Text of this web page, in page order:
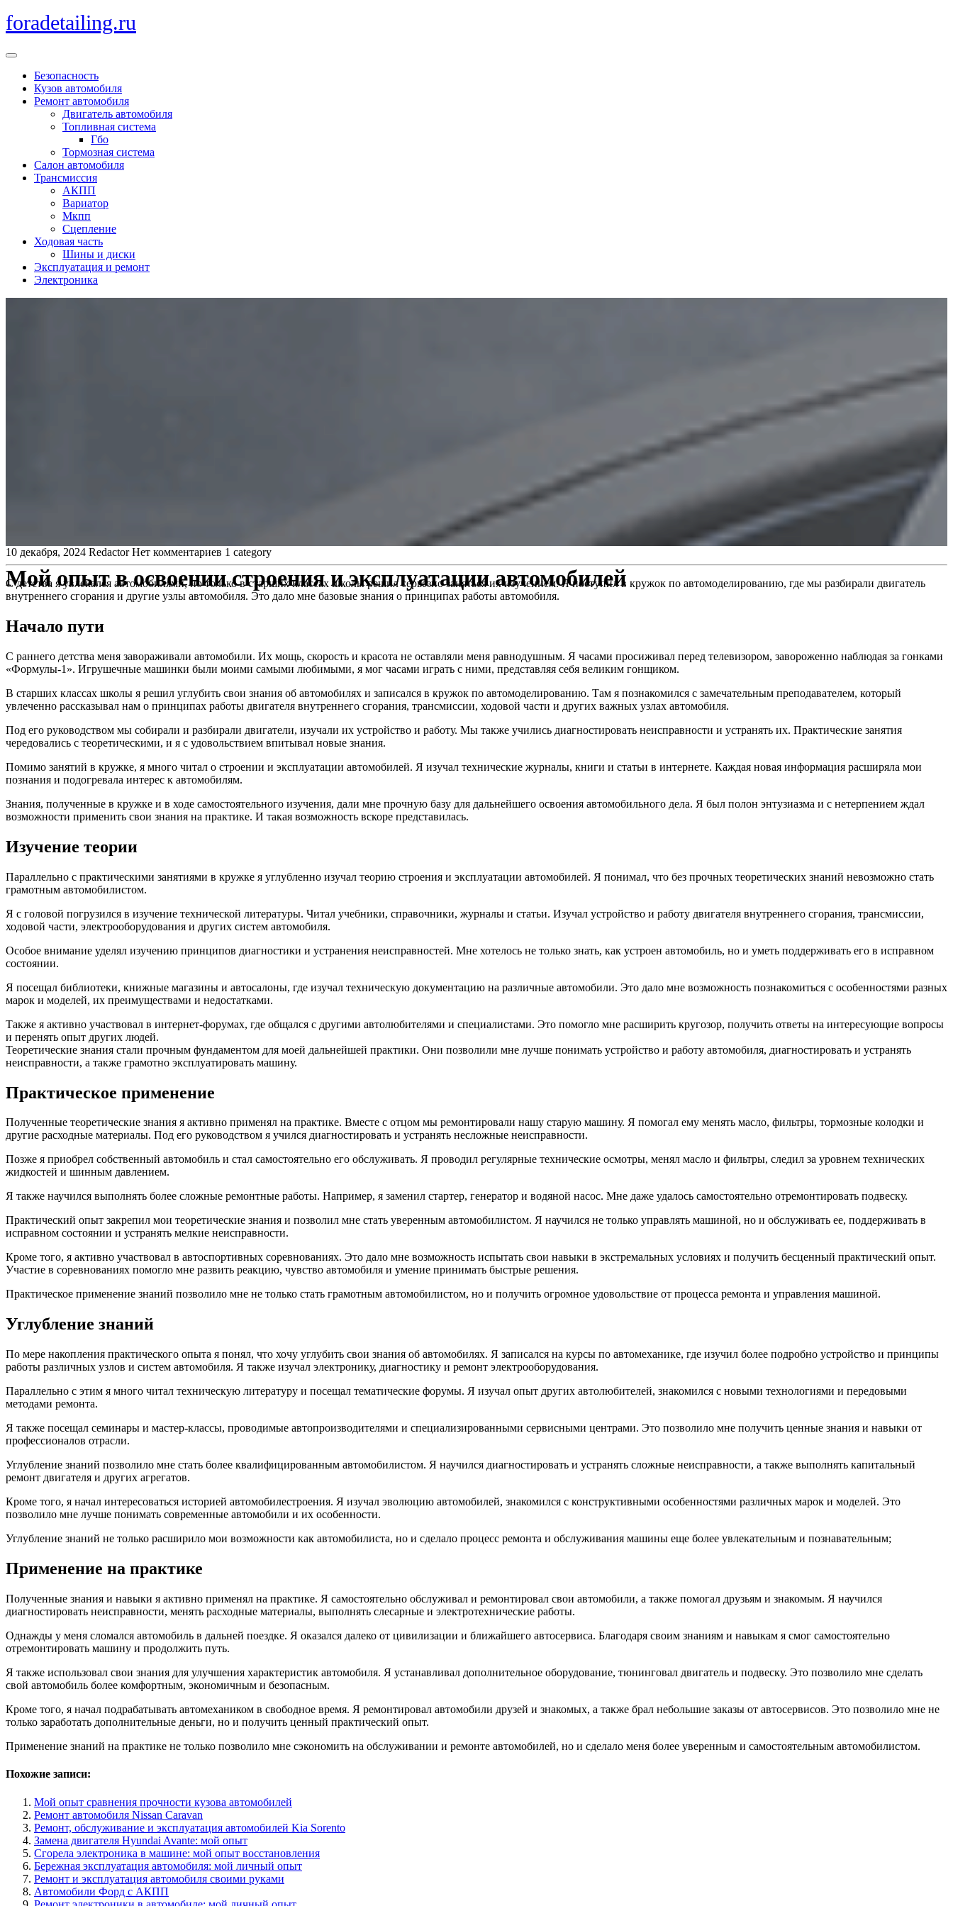
Перейти
к
foradetailing.ru
Кнопка
ОткрытьБезопасность
Кузов автомобиля
Ремонт автомобиля
Двигатель автомобиля
Топливная система
Гбо
Тормозная система
Салон автомобиля
Трансмиссия
АКПП
Вариатор
Мкпп
Сцепление
Ходовая часть
Шины и диски
Эксплуатация и ремонт
Электроника
Мой опыт в освоении строения и эксплуатации автомобилей
10 декабря, 2024 Redactor Нет комментариев 1 category
С детства я увлекался автомобилями, но только в старших классах школы решил серьезно заняться их изучением. Я поступил в кружок по автомоделированию, где мы разбирали двигатель
внутреннего сгорания и другие узлы автомобиля. Это дало мне базовые знания о принципах работы автомобиля.
Начало пути
С раннего детства меня завораживали автомобили. Их мощь, скорость и красота не оставляли меня равнодушным. Я часами просиживал перед телевизором, завороженно наблюдая за гонками
«Формулы-1». Игрушечные машинки были моими самыми любимыми, я мог часами играть с ними, представляя себя великим гонщиком.
В старших классах школы я решил углубить свои знания об автомобилях и записался в кружок по автомоделированию. Там я познакомился с замечательным преподавателем, который
увлеченно рассказывал нам о принципах работы двигателя внутреннего сгорания, трансмиссии, ходовой части и других важных узлах автомобиля.
Под его руководством мы собирали и разбирали двигатели, изучали их устройство и работу. Мы также учились диагностировать неисправности и устранять их. Практические занятия
чередовались с теоретическими, и я с удовольствием впитывал новые знания.
Помимо занятий в кружке, я много читал о строении и эксплуатации автомобилей. Я изучал технические журналы, книги и статьи в интернете. Каждая новая информация расширяла мои
познания и подогревала интерес к автомобилям.
Знания, полученные в кружке и в ходе самостоятельного изучения, дали мне прочную базу для дальнейшего освоения автомобильного дела. Я был полон энтузиазма и с нетерпением ждал
возможности применить свои знания на практике. И такая возможность вскоре представилась.
Изучение теории
Параллельно с практическими занятиями в кружке я углубленно изучал теорию строения и эксплуатации автомобилей. Я понимал, что без прочных теоретических знаний невозможно стать
грамотным автомобилистом.
Я с головой погрузился в изучение технической литературы. Читал учебники, справочники, журналы и статьи. Изучал устройство и работу двигателя внутреннего сгорания, трансмиссии,
ходовой части, электрооборудования и других систем автомобиля.
Особое внимание уделял изучению принципов диагностики и устранения неисправностей. Мне хотелось не только знать, как устроен автомобиль, но и уметь поддерживать его в исправном
состоянии.
Я посещал библиотеки, книжные магазины и автосалоны, где изучал техническую документацию на различные автомобили. Это дало мне возможность познакомиться с особенностями разных
марок и моделей, их преимуществами и недостатками.
Также я активно участвовал в интернет-форумах, где общался с другими автолюбителями и специалистами. Это помогло мне расширить кругозор, получить ответы на интересующие вопросы
и перенять опыт других людей.
Теоретические знания стали прочным фундаментом для моей дальнейшей практики. Они позволили мне лучше понимать устройство и работу автомобиля, диагностировать и устранять
неисправности, а также грамотно эксплуатировать машину.
Практическое применение
Полученные теоретические знания я активно применял на практике. Вместе с отцом мы ремонтировали нашу старую машину. Я помогал ему менять масло, фильтры, тормозные колодки и
другие расходные материалы. Под его руководством я учился диагностировать и устранять несложные неисправности.
Позже я приобрел собственный автомобиль и стал самостоятельно его обслуживать. Я проводил регулярные технические осмотры, менял масло и фильтры, следил за уровнем технических
жидкостей и шинным давлением.
Я также научился выполнять более сложные ремонтные работы. Например, я заменил стартер, генератор и водяной насос. Мне даже удалось самостоятельно отремонтировать подвеску.
Практический опыт закрепил мои теоретические знания и позволил мне стать уверенным автомобилистом. Я научился не только управлять машиной, но и обслуживать ее, поддерживать в
исправном состоянии и устранять мелкие неисправности.
Кроме того, я активно участвовал в автоспортивных соревнованиях. Это дало мне возможность испытать свои навыки в экстремальных условиях и получить бесценный практический опыт.
Участие в соревнованиях помогло мне развить реакцию, чувство автомобиля и умение принимать быстрые решения.
Практическое применение знаний позволило мне не только стать грамотным автомобилистом, но и получить огромное удовольствие от процесса ремонта и управления машиной.
Углубление знаний
По мере накопления практического опыта я понял, что хочу углубить свои знания об автомобилях. Я записался на курсы по автомеханике, где изучил более подробно устройство и принципы
работы различных узлов и систем автомобиля. Я также изучал электронику, диагностику и ремонт электрооборудования.
Параллельно с этим я много читал техническую литературу и посещал тематические форумы. Я изучал опыт других автолюбителей, знакомился с новыми технологиями и передовыми
методами ремонта.
Я также посещал семинары и мастер-классы, проводимые автопроизводителями и специализированными сервисными центрами. Это позволило мне получить ценные знания и навыки от
профессионалов отрасли.
Углубление знаний позволило мне стать более квалифицированным автомобилистом. Я научился диагностировать и устранять сложные неисправности, а также выполнять капитальный
ремонт двигателя и других агрегатов.
Кроме того, я начал интересоваться историей автомобилестроения. Я изучал эволюцию автомобилей, знакомился с конструктивными особенностями различных марок и моделей. Это
позволило мне лучше понимать современные автомобили и их особенности.
Углубление знаний не только расширило мои возможности как автомобилиста, но и сделало процесс ремонта и обслуживания машины еще более увлекательным и познавательным;
Применение на практике
Полученные знания и навыки я активно применял на практике. Я самостоятельно обслуживал и ремонтировал свои автомобили, а также помогал друзьям и знакомым. Я научился
диагностировать неисправности, менять расходные материалы, выполнять слесарные и электротехнические работы.
Однажды у меня сломался автомобиль в дальней поездке. Я оказался далеко от цивилизации и ближайшего автосервиса. Благодаря своим знаниям и навыкам я смог самостоятельно
отремонтировать машину и продолжить путь.
Я также использовал свои знания для улучшения характеристик автомобиля. Я устанавливал дополнительное оборудование, тюнинговал двигатель и подвеску. Это позволило мне сделать
свой автомобиль более комфортным, экономичным и безопасным.
Кроме того, я начал подрабатывать автомехаником в свободное время. Я ремонтировал автомобили друзей и знакомых, а также брал небольшие заказы от автосервисов. Это позволило мне не
только заработать дополнительные деньги, но и получить ценный практический опыт.
Применение знаний на практике не только позволило мне сэкономить на обслуживании и ремонте автомобилей, но и сделало меня более уверенным и самостоятельным автомобилистом.
Похожие записи:
Мой опыт сравнения прочности кузова автомобилей
Ремонт автомобиля Nissan Caravan
Ремонт, обслуживание и эксплуатация автомобилей Kia Sorento
Замена двигателя Hyundai Avante: мой опыт
Сгорела электроника в машине: мой опыт восстановления
Бережная эксплуатация автомобиля: мой личный опыт
Ремонт и эксплуатация автомобиля своими руками
Автомобили Форд с АКПП